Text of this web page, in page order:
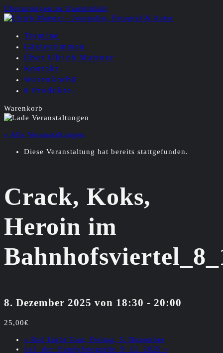
Überspringen zu Hauptinhalt
Termine
Gästestimmen
Über Ulrich Mattner
Kontakt
Warenkorb0
0 Produkte-
Warenkorb
« Alle Veranstaltungen
Diese Veranstaltung hat bereits stattgefunden.
Crack, Koks,
Heroin im
8. Dezember 2025 von 18:30 - 20:00
25,00€
« Red Light Tour, Freitag, 5. Dezember
1x1_der_Handyfotografie_9_12_2025 »